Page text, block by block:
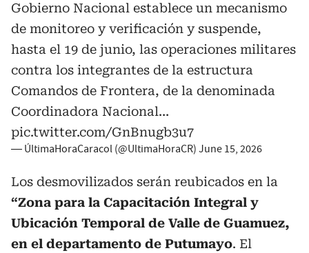
Gobierno Nacional establece un mecanismo
de monitoreo y verificación y suspende,
hasta el 19 de junio, las operaciones militares
contra los integrantes de la estructura
Comandos de Frontera, de la denominada
Coordinadora Nacional…
pic.twitter.com/GnBnugb3u7
— ÚltimaHoraCaracol (@UltimaHoraCR) June 15, 2026
Los desmovilizados serán reubicados en la
“Zona para la Capacitación Integral y
Ubicación Temporal de Valle de Guamuez,
en el departamento de Putumayo. El